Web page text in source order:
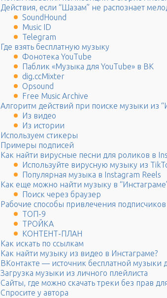
Действия, если “Шазам” не распознает
SoundHound
Music ID
Telegram
Где взять бесплатную музыку
Фонотека YouTube
Паблик «Музыка для YouTube» в ВК
dig.ccMixter
Opsound
Free Music Archive
Алгоритм действий при поиске музыки из
Из видео
Из истории
Используем стикеры
Примеры подписей
Как найти вирусные песни для роликов в
Используйте вирусную музыку из
Популярная музыка в Instagram Reels
Как еще можно найти музыку в
Поиск через браузер
Рабочие способы привлечения
ТОП-9
ТРОЙКА
КОНТЕНТ-ПЛАН
Как искать по ссылкам
Как найти музыку из видео в Инстаграме?
ВКонтакте — источник бесплатной музыки
Загрузка музыки из личного плейлиста
Сайты, где можно скачать треки без прав
Спросите у автора